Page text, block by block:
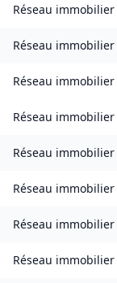
Réseau immobilier
Réseau immobilier
Réseau immobilier
Réseau immobilier
Réseau immobilier
Réseau immobilier
Réseau immobilier
Réseau immobilier